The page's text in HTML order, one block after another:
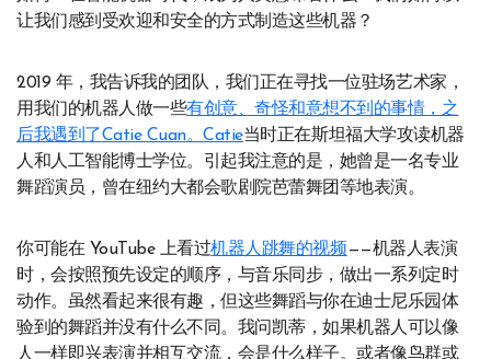
让我们感到受欢迎和安全的方式制造这些机器？
2019 年，我告诉我的团队，我们正在寻找一位驻场艺术家，
用我们的机器人做一些有创意、奇怪和意想不到的事情，之
后我遇到了 Catie Cuan。Catie当时正在斯坦福大学攻读机器
人和人工智能博士学位。引起我注意的是，她曾是一名专业
舞蹈演员，曾在纽约大都会歌剧院芭蕾舞团等地表演。
你可能在 YouTube 上看过机器人跳舞的视频——机器人表演
时，会按照预先设定的顺序，与音乐同步，做出一系列定时
动作。虽然看起来很有趣，但这些舞蹈与你在迪士尼乐园体
验到的舞蹈并没有什么不同。我问凯蒂，如果机器人可以像
人一样即兴表演并相互交流，会是什么样子。或者像鸟群或